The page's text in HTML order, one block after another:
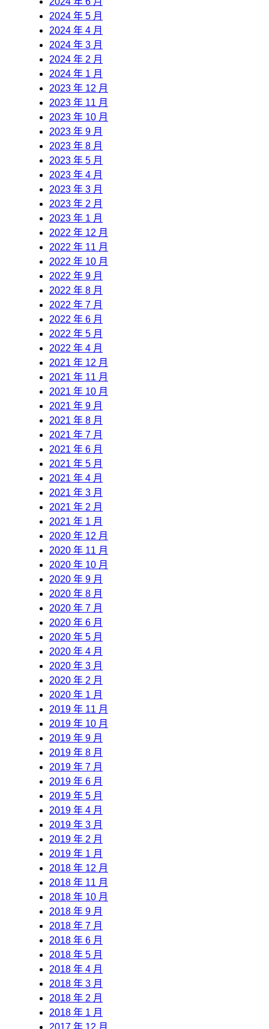
2024 年 5 月
2024 年 4 月
2024 年 3 月
2024 年 2 月
2024 年 1 月
2023 年 12 月
2023 年 11 月
2023 年 10 月
2023 年 9 月
2023 年 8 月
2023 年 5 月
2023 年 4 月
2023 年 3 月
2023 年 2 月
2023 年 1 月
2022 年 12 月
2022 年 11 月
2022 年 10 月
2022 年 9 月
2022 年 8 月
2022 年 7 月
2022 年 6 月
2022 年 5 月
2022 年 4 月
2021 年 12 月
2021 年 11 月
2021 年 10 月
2021 年 9 月
2021 年 8 月
2021 年 7 月
2021 年 6 月
2021 年 5 月
2021 年 4 月
2021 年 3 月
2021 年 2 月
2021 年 1 月
2020 年 12 月
2020 年 11 月
2020 年 10 月
2020 年 9 月
2020 年 8 月
2020 年 7 月
2020 年 6 月
2020 年 5 月
2020 年 4 月
2020 年 3 月
2020 年 2 月
2020 年 1 月
2019 年 11 月
2019 年 10 月
2019 年 9 月
2019 年 8 月
2019 年 7 月
2019 年 6 月
2019 年 5 月
2019 年 4 月
2019 年 3 月
2019 年 2 月
2019 年 1 月
2018 年 12 月
2018 年 11 月
2018 年 10 月
2018 年 9 月
2018 年 7 月
2018 年 6 月
2018 年 5 月
2018 年 4 月
2018 年 3 月
2018 年 2 月
2018 年 1 月
2017 年 12 月